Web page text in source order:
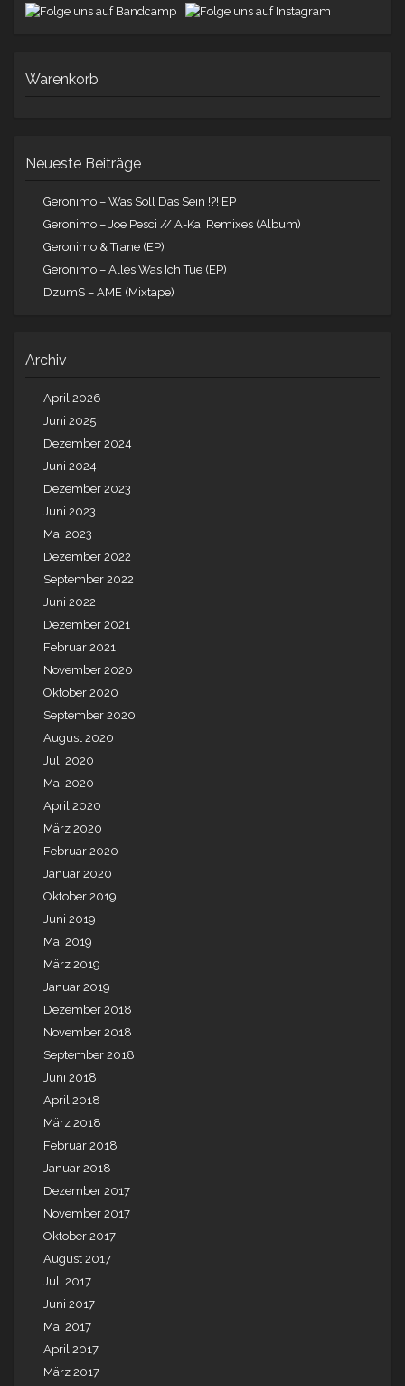
Warenkorb
Neueste Beiträge
Geronimo – Was Soll Das Sein !?! EP
Geronimo – Joe Pesci // A-Kai Remixes (Album)
Geronimo & Trane (EP)
Geronimo – Alles Was Ich Tue (EP)
DzumS – AME (Mixtape)
Archiv
April 2026
Juni 2025
Dezember 2024
Juni 2024
Dezember 2023
Juni 2023
Mai 2023
Dezember 2022
September 2022
Juni 2022
Dezember 2021
Februar 2021
November 2020
Oktober 2020
September 2020
August 2020
Juli 2020
Mai 2020
April 2020
März 2020
Februar 2020
Januar 2020
Oktober 2019
Juni 2019
Mai 2019
März 2019
Januar 2019
Dezember 2018
November 2018
September 2018
Juni 2018
April 2018
März 2018
Februar 2018
Januar 2018
Dezember 2017
November 2017
Oktober 2017
August 2017
Juli 2017
Juni 2017
Mai 2017
April 2017
März 2017